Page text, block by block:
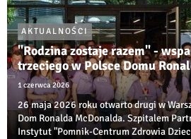
AKTUALNOŚCI
"Rodzina zostaje razem" -
trzeciego w Polsce Domu
1 czerwca 2026
26 maja 2026 roku otwarto drugi w
Dom Ronalda McDonalda. Szpitalem
Instytut "Pomnik-Centrum Zdrowia